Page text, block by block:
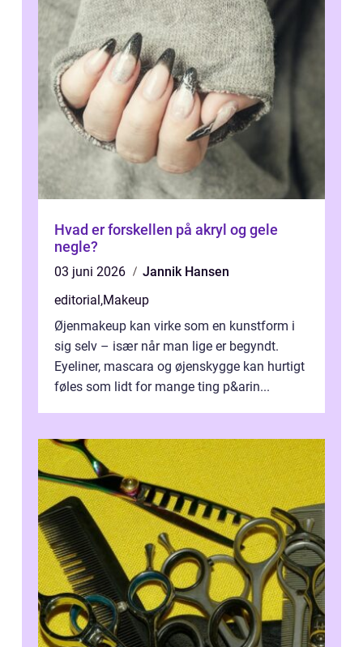
Hvad er forskellen på akryl og gele
negle?
03 juni 2026
Jannik Hansen
editorial ,Makeup
Øjenmakeup kan virke som en kunstform i
sig selv – især når man lige er begyndt.
Eyeliner, mascara og øjenskygge kan hurtigt
føles som lidt for mange ting p&arin...